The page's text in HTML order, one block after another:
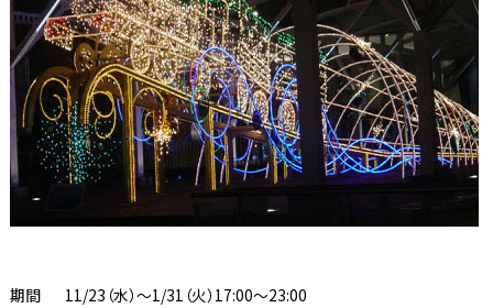
期間
11/23（水）〜1/31（火）17:00〜23:00